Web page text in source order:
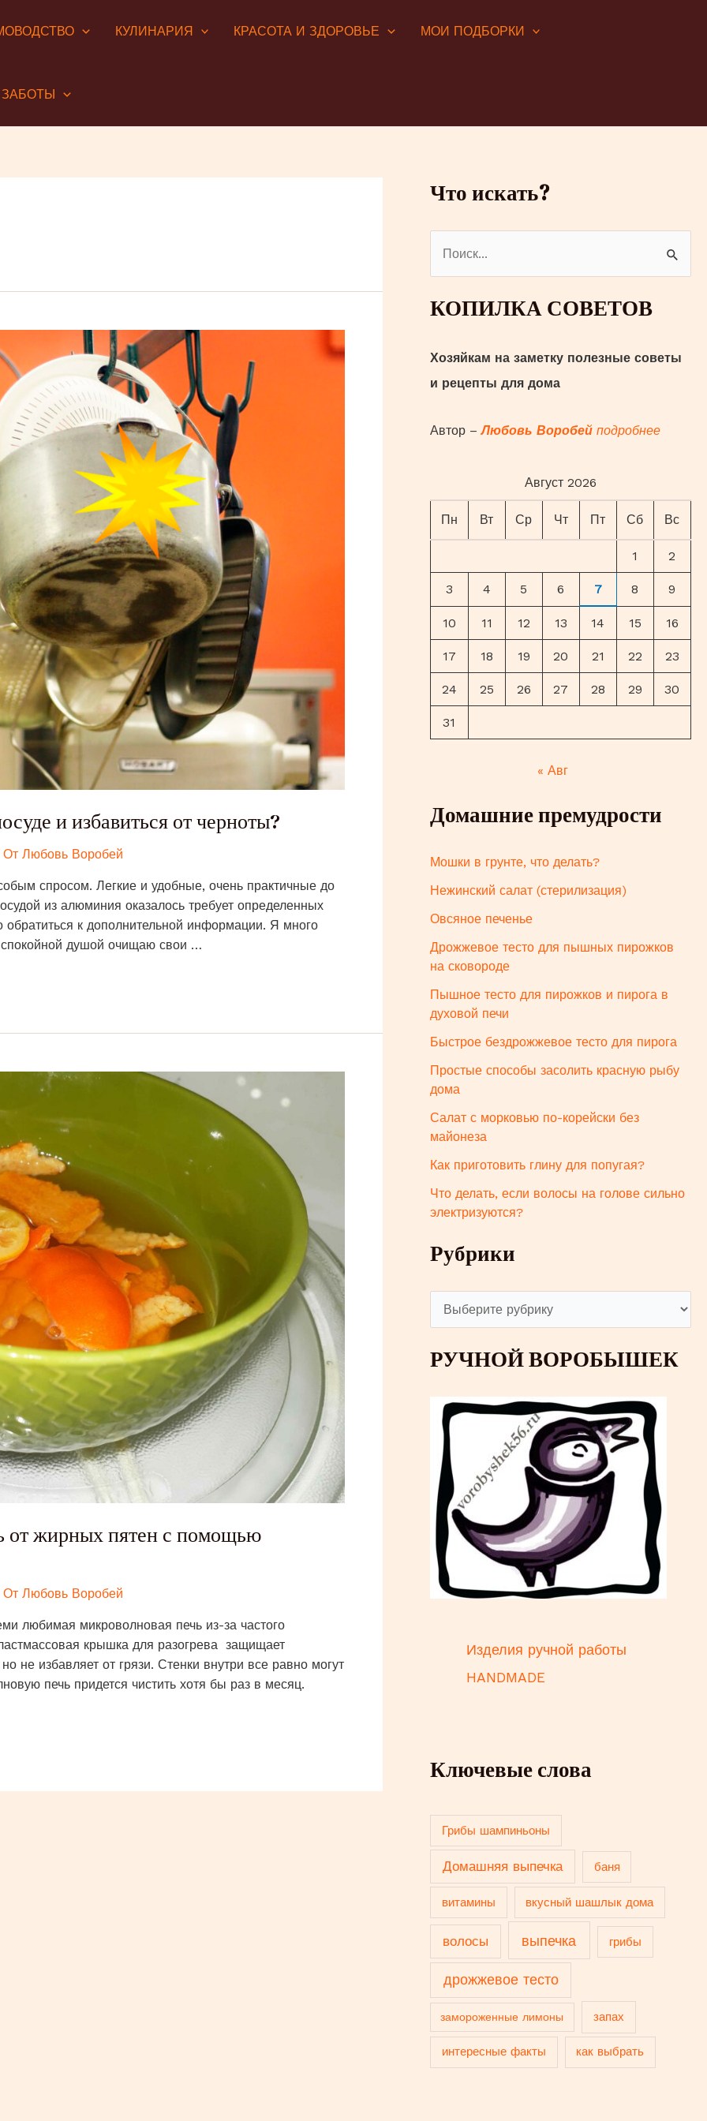
КУЛИНАРИЯ КРАСОТА И ЗДОРОВЬЕ МОИ ПОДБОРКИ
и избавиться от черноты?
Любовь Воробей
спросом. Легкие и удобные, очень практичные до
из алюминия оказалось требует определенных
к дополнительной информации. Я много
спокойной душой очищаю свои …
от жирных пятен с помощью
Любовь Воробей
любимая микроволновая печь из-за частого
крышка для разогрева защищает
не избавляет от грязи. Стенки внутри все равно могут
печь придется чистить хотя бы раз в месяц.
Что искать?
с
КОПИЛКА СОВЕТОВ
Хозяйкам на заметку полезные советы
и рецепты для дома
Автор –Любовь Воробей подробнее
Август 2026
Пн Вт Ср Чт Пт Сб Вс
1 2
3 4 5 6 7 8 9
10 11 12 13 14 15 16
17 18 19 20 21 22 23
24 25 26 27 28 29 30
31
« Авг
Домашние премудрости
Мошки в грунте, что делать?
Нежинский салат (стерилизация)
Овсяное печенье
Дрожжевое тесто для пышных пирожков
на сковороде
Пышное тесто для пирожков и пирога в
духовой печи
Быстрое бездрожжевое тесто для пирога
Простые способы засолить красную рыбу
дома
Салат с морковью по-корейски без
майонеза
Как приготовить глину для попугая?
Что делать, если волосы на голове сильно
электризуются?
Рубрики
у
б
РУЧНОЙ ВОРОБЫШЕК
Изделия ручной работы
HANDMADE
Ключевые слова
Грибы шампиньоны
Домашняя выпечка баня
витамины вкусный шашлык дома
волосы выпечка грибы
дрожжевое тесто
замороженные лимоны запах
интересные факты как выбрать